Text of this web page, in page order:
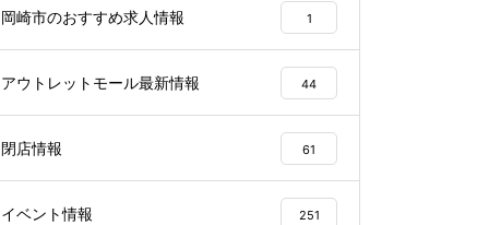
岡崎市のおすすめ求人情報 1
アウトレットモール最新情報 44
閉店情報 61
イベント情報 251